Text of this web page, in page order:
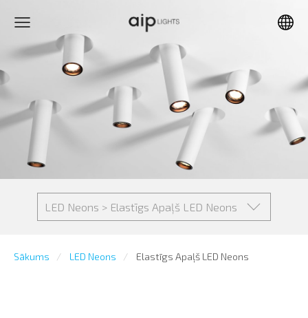
LED Neons > Elastīgs Apaļš LED Neons
Sākums LED Neons Elastīgs Apaļš LED Neons